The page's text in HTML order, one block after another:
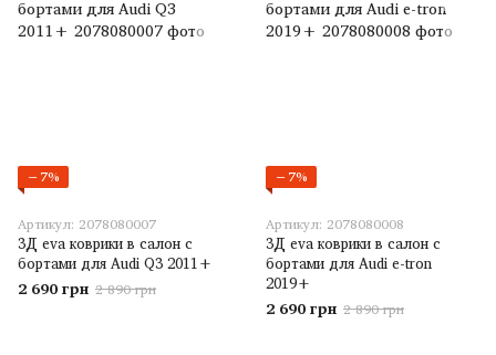
−7%
Артикул: 2078080007
3Д eva коврики в салон с
бортами для Audi Q3 2011+
2 690 грн 2 890 грн
−7%
Артикул: 2078080008
3Д eva коврики в салон с
бортами для Audi e-tron
2019+
2 690 грн 2 890 грн